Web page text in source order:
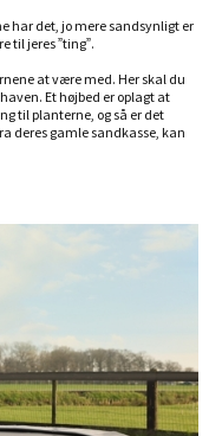
har det, jo mere sandsynligt er
til jeres ”ting”.
at være med. Her skal du
Et højbed er oplagt at
til planterne, og så er det
deres gamle sandkasse, kan